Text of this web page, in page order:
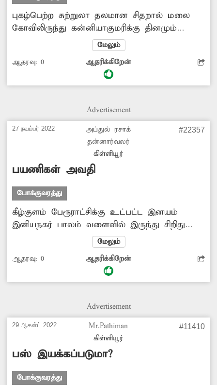
புகழ்பெற்ற சுற்றுலா தலமான சிதறால் மலை
கோவிலிருந்து கன்னியாகுமரிக்கு தினமும்
காலை, மாலை என இரண்டு வேளைகளில் ஒரு
அரசு பஸ் இயக்கப்பட்டு வந்தது. இதனால்,
கன்னியாகுமரிக்கு வரும் சுற்றுலா பயணிகள்
அந்த பஸ் மூலம் சிதறால் மலைக்கோவிலுக்கு
ஆண்டுகளாக அந்த பஸ் இயக்கப்படவில்லை.
பகுதி மக்களும் பெரும் சிரமத்துக்குள்ளாகி
வருகின்றனர். எனவே, சம்பந்தப்பட்ட
அதிகாரிகள் நிறுத்தப்பட்ட அரசு பஸ்சை
மீண்டும் இயக்க நடவடிக்கை...
மேலும்
ஆதரவு: 0 ஆதரிக்கிறேன்
Advertisement
27 நவம்பர் 2022
அப்துல் ரசாக்
தன்னார்வலர்
கிள்ளியூர்
#22357
பயணிகள் அவதி
போக்குவரத்து
கீழ்குளம் பேரூராட்சிக்கு உட்பட்ட இனயம்
இனியநகர் பாலம் வளைவில் இருந்து சிறிது
தூரத்தில் பஸ்நிறுத்தம் உள்ளது. அந்த
நிறுத்தத்தில் பஸ்கள் நிற்காமல் பாலத்தின்
வளைவு பகுதியில் நிறுத்தி பயணிகளை
ஏற்றுகின்றனர். அப்போது, பஸ் பக்கவாட்டில்
ஏறுவதற்கு பெரும் அவதிக்குள்ளாகி
அபாயமும் உள்ளது. எனவே, பஸ்சை
நிறுத்தத்தில் சரியாக நிறுத்தி பயணிகளை
ஏற்றிச் செல்ல சம்பந்தப்பட்ட அதிகாரிகள்
இனயம்.
மேலும்
ஆதரவு: 0 ஆதரிக்கிறேன்
Advertisement
29 ஆகஸ்ட் 2022
Mr.Pathiman
கிள்ளியூர்
#11410
பஸ் இயக்கப்படுமா?
போக்குவரத்து